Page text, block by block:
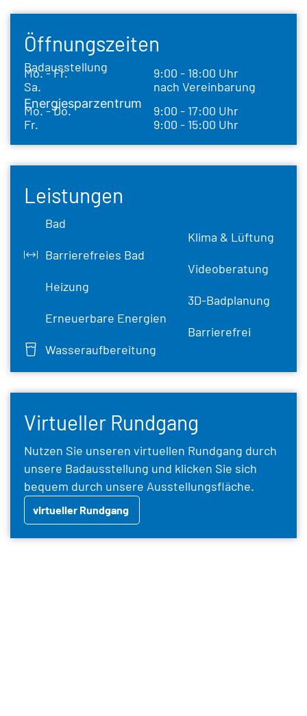
Öffnungszeiten
Badausstellung
Mo. - Fr.
9:00 - 18:00 Uhr
Sa.
nach Vereinbarung
Energiesparzentrum
Mo. - Do.
9:00 - 17:00 Uhr
Fr.
9:00 - 15:00 Uhr
Leistungen
Bad
Barrierefreies Bad
Heizung
Erneuerbare Energien
Wasseraufbereitung
Klima & Lüftung
Videoberatung
3D-Badplanung
Barrierefrei
Virtueller Rundgang
Nutzen Sie unseren virtuellen Rundgang durch
unsere Badausstellung und klicken Sie sich
bequem durch unsere Ausstellungsfläche.
virtueller Rundgang